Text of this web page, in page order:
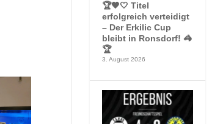
🏆🖤🤍 Titel
erfolgreich verteidigt
– Der Erkilic Cup
bleibt in Ronsdorf! 🦓
🏆
3. August 2026